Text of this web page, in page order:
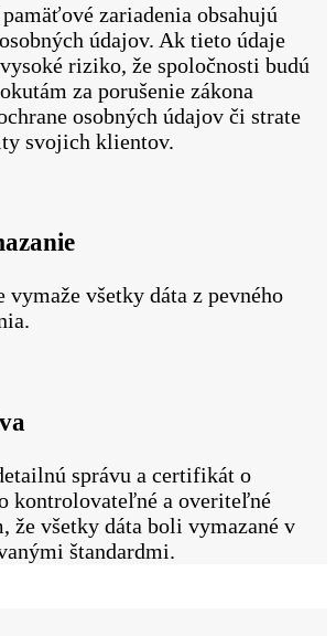
zariadenia obsahujú
údajov. Ak tieto údaje
riziko, že spoločnosti budú
za porušenie zákona
osobných údajov či strate
svojich klientov.
vymaže všetky dáta z pevného
správu a certifikát o
kontrolovateľné a overiteľné
že všetky dáta boli vymazané v
štandardmi.